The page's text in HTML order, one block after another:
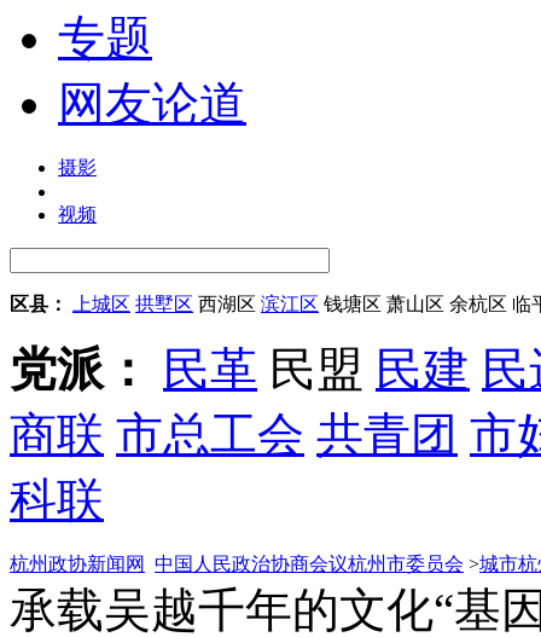
专题
网友论道
摄影
视频
区县： 上城区 拱墅区 西湖区 滨江区 钱塘区 萧山区 余杭区 临
党派： 民革 民盟 民建
商联 市总工会 共青团 市
科联
杭州政协新闻网 中国人民政治协商会议杭州市委员会 >城市杭
承载吴越千年的文化“基